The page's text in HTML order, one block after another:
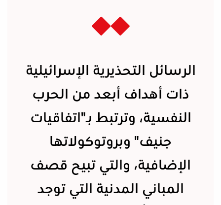
الرسائل التحذيرية الإسرائيلية
ذات أهداف أبعد من الحرب
النفسية، وترتبط بـ"اتفاقيات
جنيف" وبروتوكولاتها
الإضافية، والتي تبيح قصف
المباني المدنية التي توجد